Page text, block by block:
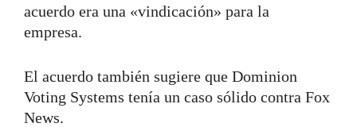
acuerdo era una «vindicación» para la
empresa.
El acuerdo también sugiere que Dominion
Voting Systems tenía un caso sólido contra Fox
News.